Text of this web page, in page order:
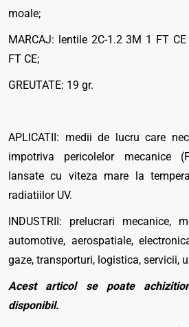
moale;
MARCAJ: lentile 2C-1.2 3M 1 FT
FT CE;
GREUTATE: 19 gr.
APLICATII: medii de lucru care
impotriva pericolelor mecanice
lansate cu viteza mare la
radiatiilor UV.
INDUSTRII: prelucrari mecanice,
automotive, aerospatiale,
gaze, transporturi, logistica, servicii,
Acest articol se poate
disponibil.